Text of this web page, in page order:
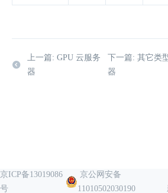
上一篇: GPU 云服务
器
下一篇: 其它类
器
京ICP备13019086
号
京公网安备
11010502030190